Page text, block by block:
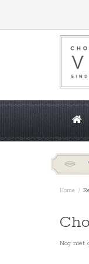
Home /
Nog niet